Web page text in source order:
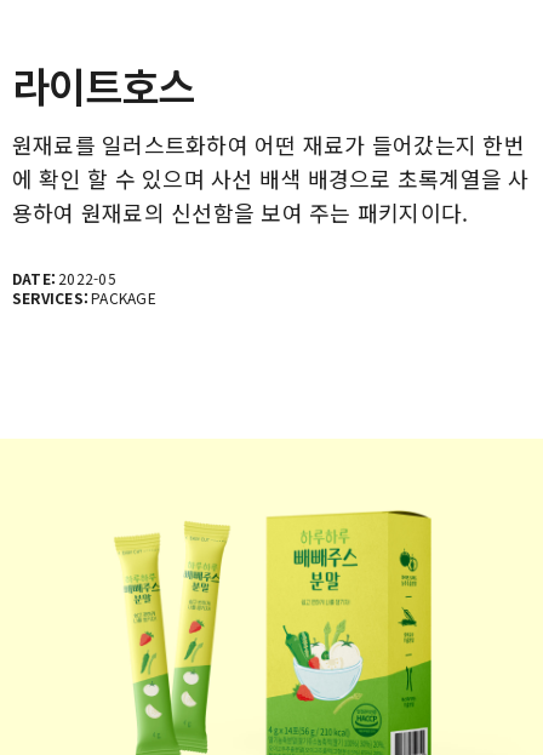
라이트호스
원재료를 일러스트화하여 어떤 재료가 들어갔는지 한번
에 확인 할 수 있으며 사선 배색 배경으로 초록계열을 사
용하여 원재료의 신선함을 보여 주는 패키지이다.
DATE: 2022-05
SERVICES:PACKAGE